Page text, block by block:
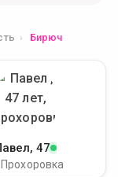
Бирюч
, 47
Прохоровка